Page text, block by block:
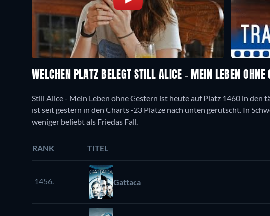
WELCHEN PLATZ BELEGT STILL ALICE - MEIN LEBEN OHNE
Still Alice - Mein Leben ohne Gestern ist heute auf Platz 1460 in den
ist seit gestern in den Charts -23 Plätze nach unten gerutscht. In
weniger beliebt als Friedas Fall.
RANK TITEL
1456. Gattaca